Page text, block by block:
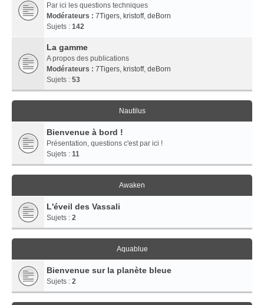
Par ici les questions techniques
Modérateurs : 7Tigers, kristoff, deBorn
Sujets : 142
La gamme
A propos des publications
Modérateurs : 7Tigers, kristoff, deBorn
Sujets : 53
Nautilus
Bienvenue à bord !
Présentation, questions c'est par ici !
Sujets : 11
Awaken
L'éveil des Vassali
Sujets : 2
Aquablue
Bienvenue sur la planète bleue
Sujets : 2